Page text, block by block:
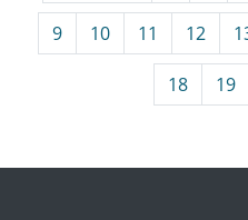
9 10 11 12
18 19